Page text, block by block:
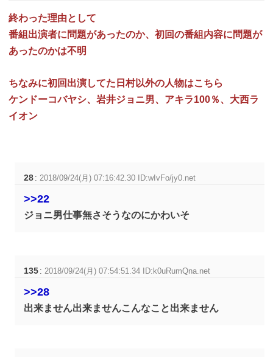
終わった理由として
番組出演者に問題があったのか、初回の番組内容に問題が
あったのかは不明
ちなみに初回出演してた日村以外の人物はこちら
ケンドーコバヤシ、岩井ジョニ男、アキラ100％、大西ラ
イオン
28 :2018/09/24(月) 07:16:42.30 ID:wIvFo/jy0.net
>>22
ジョニ男仕事無さそうなのにかわいそ
135 :2018/09/24(月) 07:54:51.34 ID:k0uRumQna.net
>>28
出来ません出来ませんこんなこと出来ません